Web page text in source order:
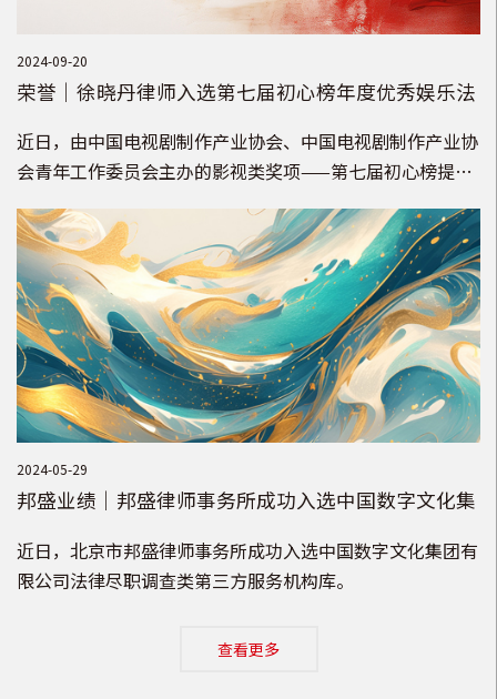
2024-09-20
荣誉｜徐晓丹律师入选第七届初心榜年度优秀娱乐法
近日，由中国电视剧制作产业协会、中国电视剧制作产业协
会青年工作委员会主办的影视类奖项——第七届初心榜提名
乐法领域出众的业务实力获得“年度优秀娱乐法律师”提
名。
2024-05-29
邦盛业绩｜邦盛律师事务所成功入选中国数字文化集
近日，北京市邦盛律师事务所成功入选中国数字文化集团有
限公司法律尽职调查类第三方服务机构库。
查看更多